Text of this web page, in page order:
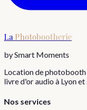
LaPhotobootherie
by Smart Moments
Location de
livre d'or audio à Lyon
Nos services